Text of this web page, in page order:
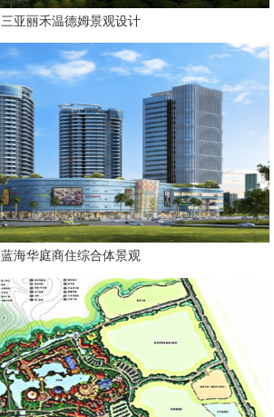
三亚丽禾温德姆景观设计
蓝海华庭商住综合体景观